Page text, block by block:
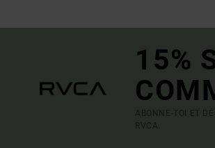
15%
ABONNE-TOI ET
RVCA.